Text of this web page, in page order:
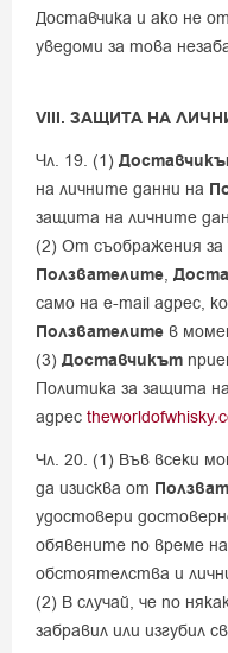
Доставчика и ако не
уведоми за това
VIII. ЗАЩИТА НА
Чл. 19. (1)
на личните данни на
защита на личните
(2) От съображения за
Ползвателите,
само на e-mail адрес,
Ползвателите в
(3) Доставчикът
Политика за защита
адрес
Чл. 20. (1) Във всеки
да изисква от
удостовери
обявените по време
обстоятелства и
(2) В случай, че по
забравил или изгубил